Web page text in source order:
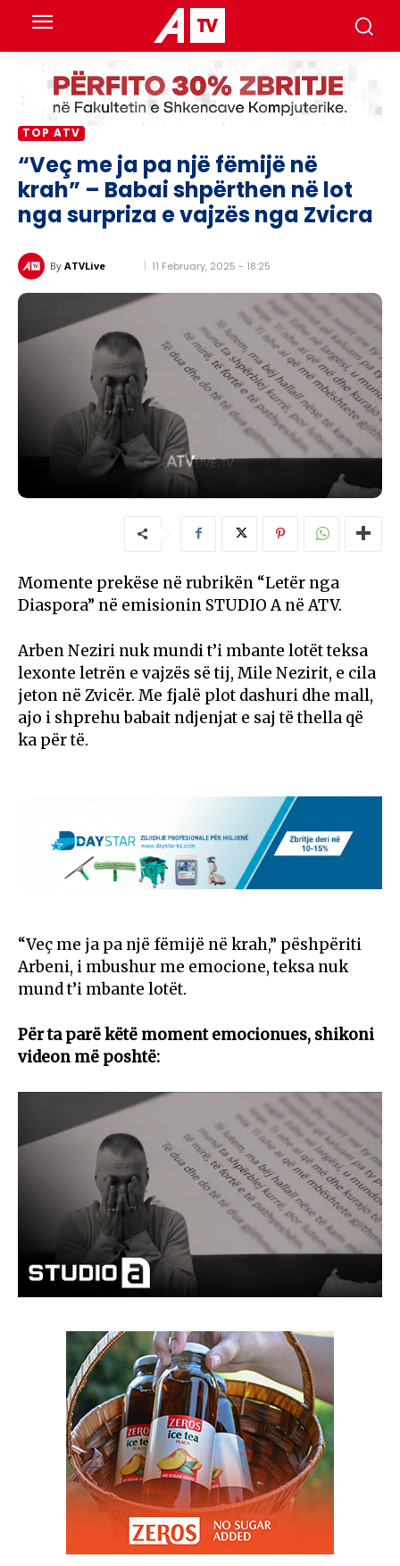
TOP ATV
“Veç me ja pa një fëmijë në
krah” – Babai shpërthen në lot
nga surpriza e vajzës nga Zvicra
By ATVLive 11 February, 2025 - 18:25
Momente prekëse në rubrikën “Letër nga
Diaspora” në emisionin STUDIO A në ATV.
Arben Neziri nuk mundi t’i mbante lotët teksa
lexonte letrën e vajzës së tij, Mile Nezirit, e cila
jeton në Zvicër. Me fjalë plot dashuri dhe mall,
ajo i shprehu babait ndjenjat e saj të thella që
ka për të.
“Veç me ja pa një fëmijë në krah,” pëshpëriti
Arbeni, i mbushur me emocione, teksa nuk
mund t’i mbante lotët.
Për ta parë këtë moment emocionues, shikoni
videon më poshtë: